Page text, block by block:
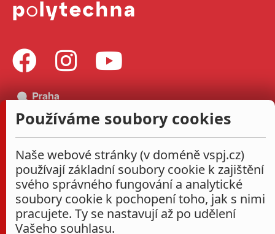
Používáme soubory cookies
Naše webové stránky (v doméně vspj.cz)
používají základní soubory cookie k zajištění
svého správného fungování a analytické
soubory cookie k pochopení toho, jak s nimi
pracujete. Ty se nastavují až po udělení
Vašeho souhlasu.